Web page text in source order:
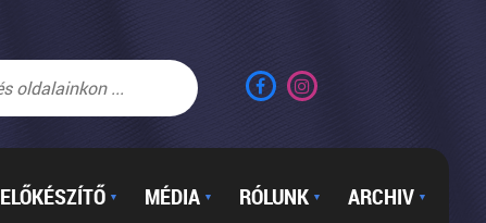
ELŐKÉSZÍTŐ ▼ MÉDIA ▼ RÓLUNK ▼ ARCHIV ▼